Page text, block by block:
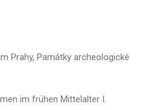
Prahy, Památky archeologické
im frühen Mittelalter I.